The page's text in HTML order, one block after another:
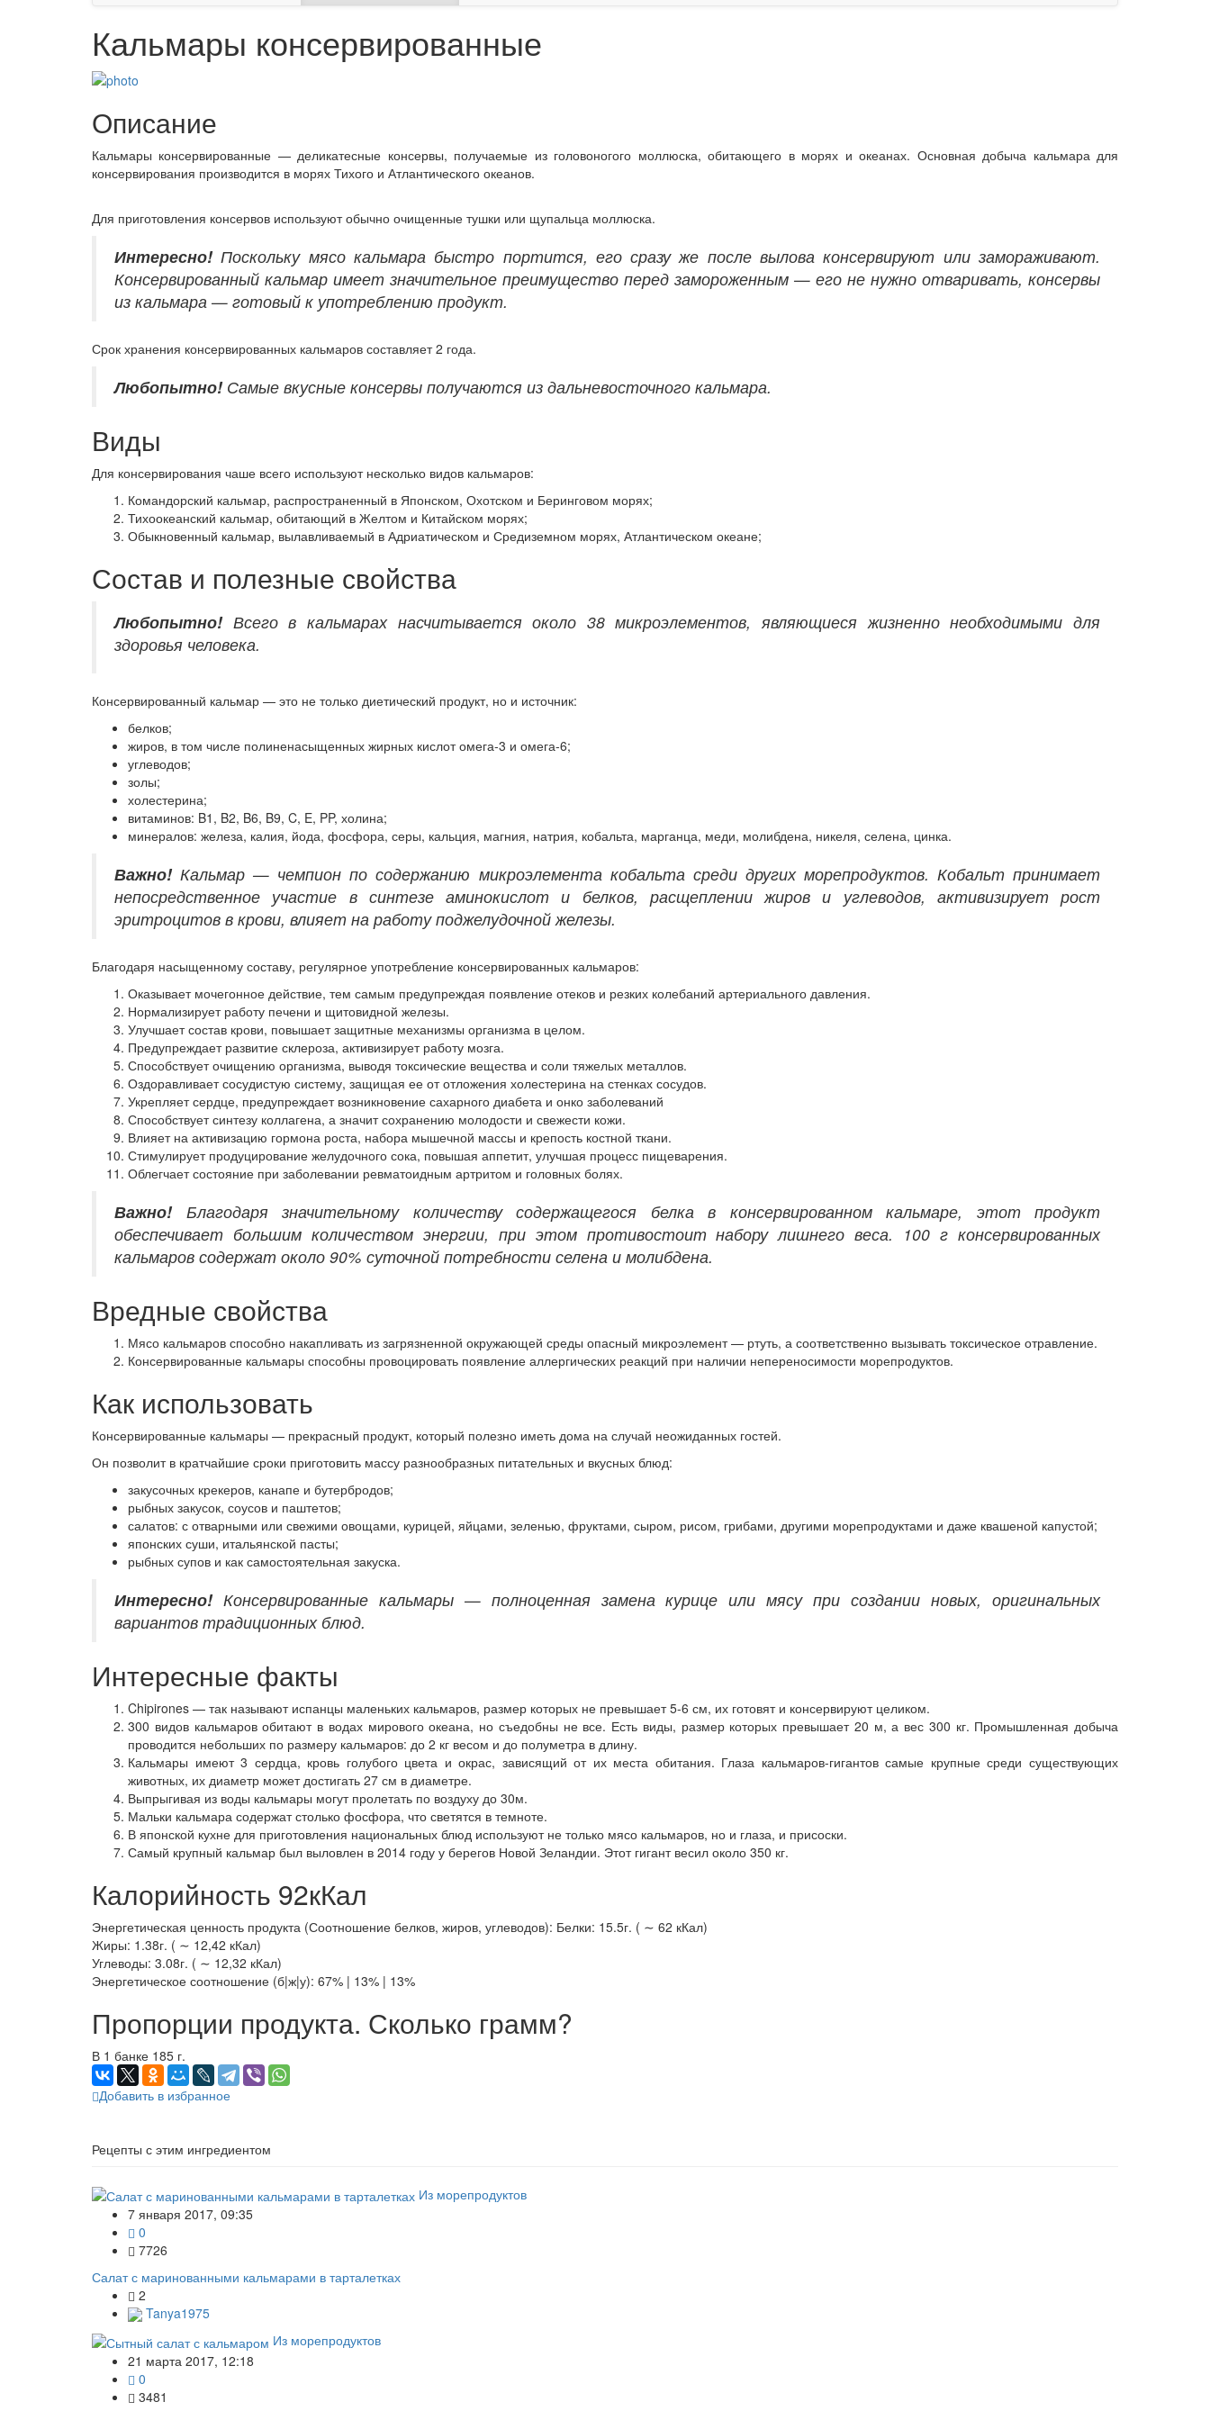
Кальмары консервированные
Описание
Кальмары консервированные — деликатесные консервы, получаемые из головоногого моллюска, обитающего в морях и океанах. Основная добыча кальмара для
консервирования производится в морях Тихого и Атлантического океанов.
Для приготовления консервов используют обычно очищенные тушки или щупальца моллюска.
Интересно!Поскольку мясо кальмара быстро портится, его сразу же после вылова консервируют или замораживают.
Консервированный кальмар имеет значительное преимущество перед замороженным — его не нужно отваривать, консервы
из кальмара — готовый к употреблению продукт.
Срок хранения консервированных кальмаров составляет 2 года.
Любопытно! Самые вкусные консервы получаются из дальневосточного кальмара.
Виды
Для консервирования чаше всего используют несколько видов кальмаров:
Командорский кальмар, распространенный в Японском, Охотском и Беринговом морях;
Тихоокеанский кальмар, обитающий в Желтом и Китайском морях;
Обыкновенный кальмар, вылавливаемый в Адриатическом и Средиземном морях, Атлантическом океане;
Состав и полезные свойства
Любопытно!Всего в кальмарах насчитывается около 38 микроэлементов, являющиеся жизненно необходимыми для
здоровья человека.
Консервированный кальмар — это не только диетический продукт, но и источник:
белков;
жиров, в том числе полиненасыщенных жирных кислот омега-3 и омега-6;
углеводов;
золы;
холестерина;
витаминов: B1, B2, B6, B9, C, E, PP, холина;
минералов: железа, калия, йода, фосфора, серы, кальция, магния, натрия, кобальта, марганца, меди, молибдена, никеля, селена, цинка.
Важно!Кальмар — чемпион по содержанию микроэлемента кобальта среди других морепродуктов. Кобальт принимает
непосредственное участие в синтезе аминокислот и белков, расщеплении жиров и углеводов, активизирует рост
эритроцитов в крови, влияет на работу поджелудочной железы.
Благодаря насыщенному составу, регулярное употребление консервированных кальмаров:
Оказывает мочегонное действие, тем самым предупреждая появление отеков и резких колебаний артериального давления.
Нормализирует работу печени и щитовидной железы.
Улучшает состав крови, повышает защитные механизмы организма в целом.
Предупреждает развитие склероза, активизирует работу мозга.
Способствует очищению организма, выводя токсические вещества и соли тяжелых металлов.
Оздоравливает сосудистую систему, защищая ее от отложения холестерина на стенках сосудов.
Укрепляет сердце, предупреждает возникновение сахарного диабета и онко заболеваний
Способствует синтезу коллагена, а значит сохранению молодости и свежести кожи.
Влияет на активизацию гормона роста, набора мышечной массы и крепость костной ткани.
Стимулирует продуцирование желудочного сока, повышая аппетит, улучшая процесс пищеварения.
Облегчает состояние при заболевании ревматоидным артритом и головных болях.
Важно!Благодаря значительному количеству содержащегося белка в консервированном кальмаре, этот продукт
обеспечивает большим количеством энергии, при этом противостоит набору лишнего веса. 100 г консервированных
кальмаров содержат около 90% суточной потребности селена и молибдена.
Вредные свойства
Мясо кальмаров способно накапливать из загрязненной окружающей среды опасный микроэлемент — ртуть, а соответственно вызывать токсическое отравление.
Консервированные кальмары способны провоцировать появление аллергических реакций при наличии непереносимости морепродуктов.
Как использовать
Консервированные кальмары — прекрасный продукт, который полезно иметь дома на случай неожиданных гостей.
Он позволит в кратчайшие сроки приготовить массу разнообразных питательных и вкусных блюд:
закусочных крекеров, канапе и бутербродов;
рыбных закусок, соусов и паштетов;
салатов: с отварными или свежими овощами, курицей, яйцами, зеленью, фруктами, сыром, рисом, грибами, другими морепродуктами и даже квашеной капустой;
японских суши, итальянской пасты;
рыбных супов и как самостоятельная закуска.
Интересно!Консервированные кальмары — полноценная замена курице или мясу при создании новых, оригинальных
вариантов традиционных блюд.
Интересные факты
Chipirones — так называют испанцы маленьких кальмаров, размер которых не превышает 5-6 см, их готовят и консервируют целиком.
300 видов кальмаров обитают в водах мирового океана, но съедобны не все. Есть виды, размер которых превышает 20 м, а вес 300 кг. Промышленная добыча
проводится небольших по размеру кальмаров: до 2 кг весом и до полуметра в длину.
Кальмары имеют 3 сердца, кровь голубого цвета и окрас, зависящий от их места обитания. Глаза кальмаров-гигантов самые крупные среди существующих
животных, их диаметр может достигать 27 см в диаметре.
Выпрыгивая из воды кальмары могут пролетать по воздуху до 30м.
Мальки кальмара содержат столько фосфора, что светятся в темноте.
В японской кухне для приготовления национальных блюд используют не только мясо кальмаров, но и глаза, и присоски.
Самый крупный кальмар был выловлен в 2014 году у берегов Новой Зеландии. Этот гигант весил около 350 кг.
Калорийность 92кКал
Энергетическая ценность продукта (Соотношение белков, жиров, углеводов): Белки: 15.5г. ( ∼ 62 кКал)
Жиры: 1.38г. ( ∼ 12,42 кКал)
Углеводы: 3.08г. ( ∼ 12,32 кКал)
Энергетическое соотношение (б|ж|у): 67% | 13% | 13%
Пропорции продукта. Сколько грамм?
В 1 банке 185 г.
Добавить в избранное
Рецепты с этим ингредиентом
Из морепродуктов
7 января 2017, 09:35
0
7726
Салат с маринованными кальмарами в тарталетках
2
Tanya1975
Из морепродуктов
21 марта 2017, 12:18
0
3481